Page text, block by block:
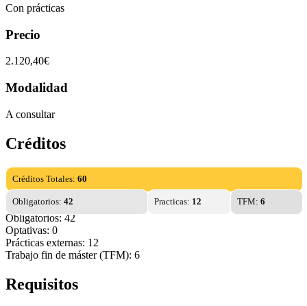
Con prácticas
Precio
2.120,40€
Modalidad
A consultar
Créditos
Créditos Totales: 60
Obligatorios: 42 Practicas: 12 TFM:6
Obligatorios: 42
Optativas: 0
Prácticas externas: 12
Trabajo fin de máster (TFM): 6
Requisitos